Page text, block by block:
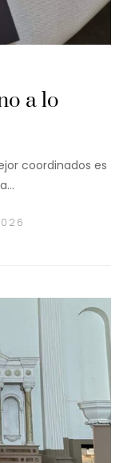
a lo
coordinados es